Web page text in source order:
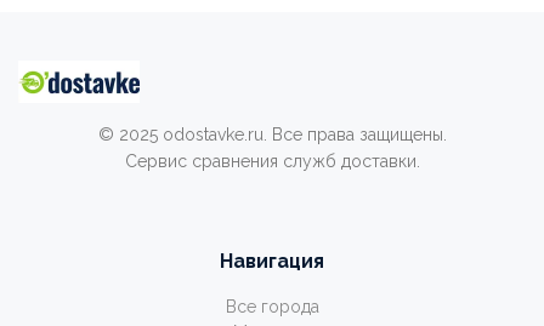
© 2025 odostavke.ru. Все права защищены.
Сервис сравнения служб доставки.
Навигация
Все города